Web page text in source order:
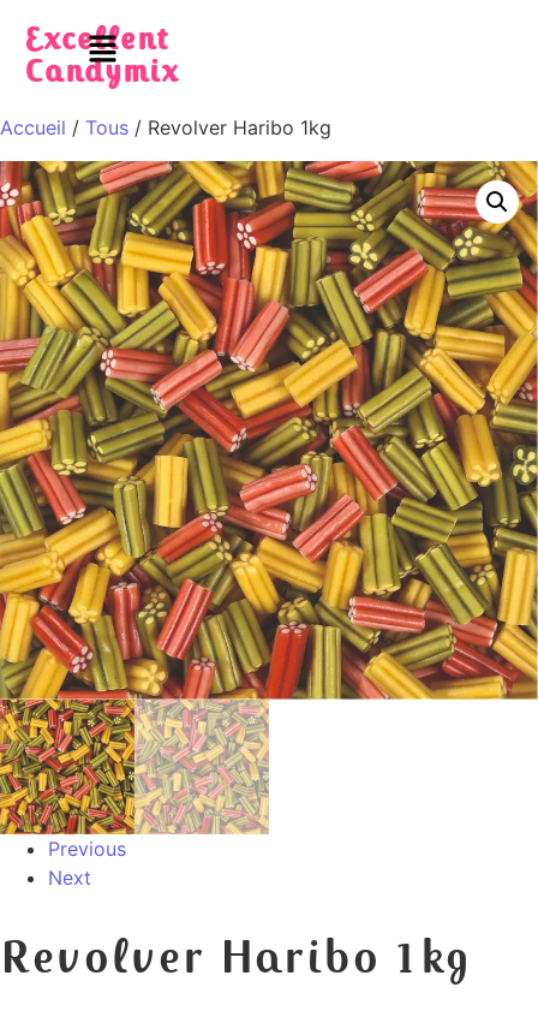
Excellent
Candymix
Accueil / Tous / Revolver Haribo 1kg
Previous
Next
Revolver Haribo 1kg